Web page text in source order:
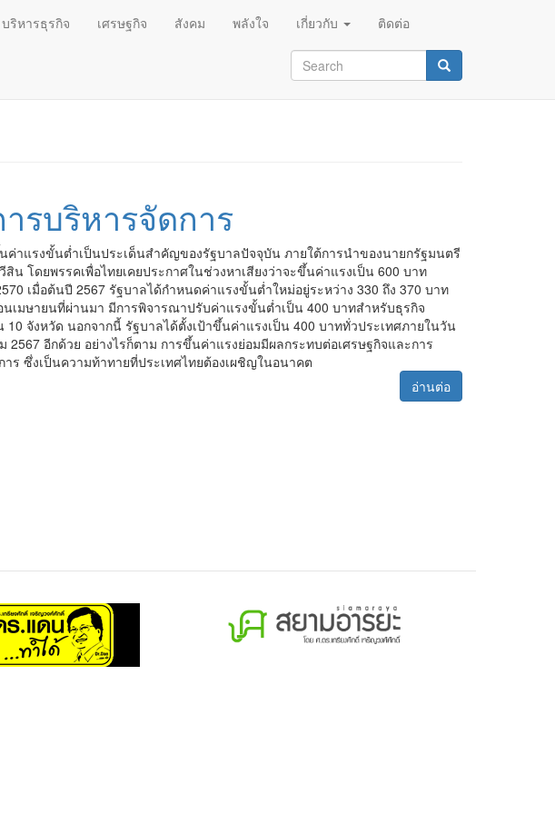
บริหารธุรกิจ เศรษฐกิจ สังคม พลังใจ เกี่ยวกับ ติดต่อ
Search
form
รบริหารจัดการ
ค่าแรงขั้นต่ำเป็นประเด็นสำคัญของรัฐบาลปัจจุบัน ภายใต้การนำของนายกรัฐมนตรี
สิน โดยพรรคเพื่อไทยเคยประกาศในช่วงหาเสียงว่าจะขึ้นค่าแรงเป็น 600 บาท
เมื่อต้นปี 2567 รัฐบาลได้กำหนดค่าแรงขั้นต่ำใหม่อยู่ระหว่าง 330 ถึง 370 บาท
นเมษายนที่ผ่านมา มีการพิจารณาปรับค่าแรงขั้นต่ำเป็น 400 บาทสำหรับธุรกิจ
10 จังหวัด นอกจากนี้ รัฐบาลได้ตั้งเป้าขึ้นค่าแรงเป็น 400 บาททั่วประเทศภายในวัน
2567 อีกด้วย อย่างไรก็ตาม การขึ้นค่าแรงย่อมมีผลกระทบต่อเศรษฐกิจและการ
าร ซึ่งเป็นความท้าทายที่ประเทศไทยต้องเผชิญในอนาคต
อ่านต่อ